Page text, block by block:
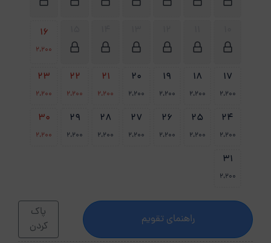
16
2،200
17
2،200
18
2،200
19
2،200
20
2،200
21
2،200
22
2،200
23
2،200
24
2،200
25
2،200
26
2،200
27
2،200
28
2،200
29
2،200
30
2،200
31
2،200
راهنمای تقویم
پاک
کردن